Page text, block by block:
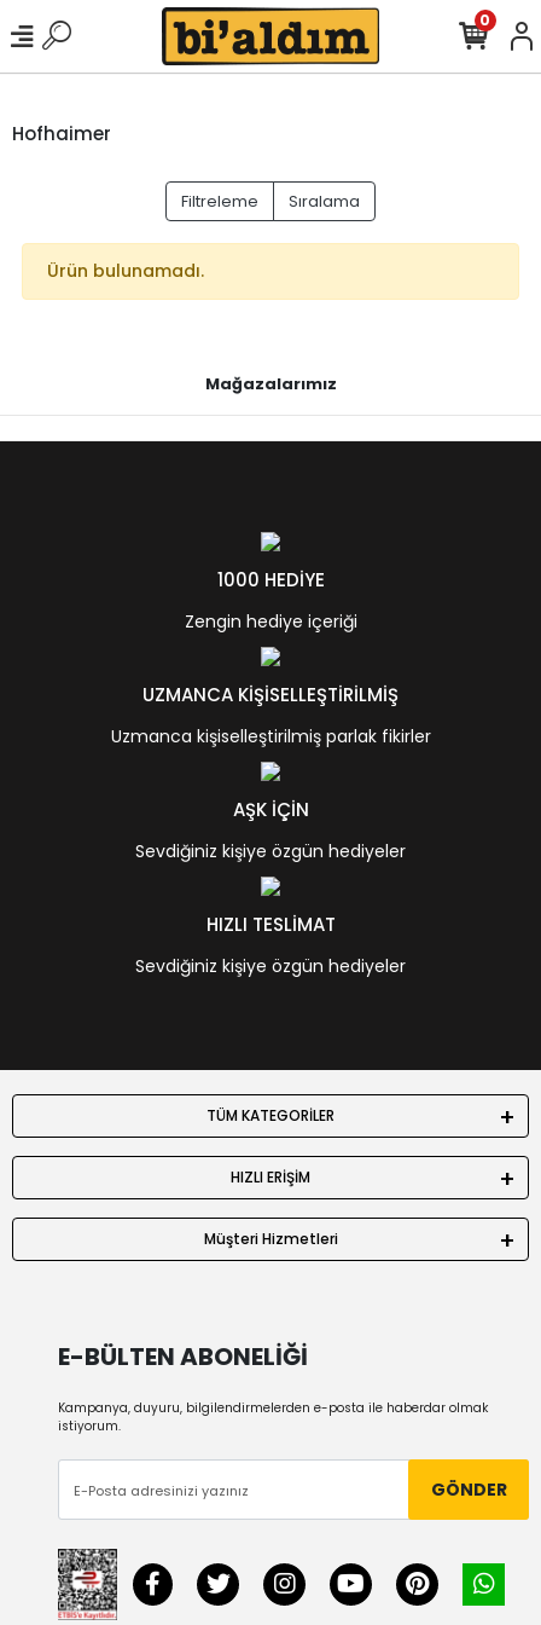
0
Hofhaimer
Filtreleme Sıralama
Ürün bulunamadı.
Mağazalarımız
1000 HEDİYE
Zengin hediye içeriği
UZMANCA KİŞİSELLEŞTİRİLMİŞ
Uzmanca kişiselleştirilmiş parlak fikirler
AŞK İÇİN
Sevdiğiniz kişiye özgün hediyeler
HIZLI TESLİMAT
Sevdiğiniz kişiye özgün hediyeler
TÜM KATEGORİLER
HIZLI ERİŞİM
Müşteri Hizmetleri
E-BÜLTEN ABONELİĞİ
Kampanya, duyuru, bilgilendirmelerden e-posta ile haberdar olmak
istiyorum.
GÖNDER